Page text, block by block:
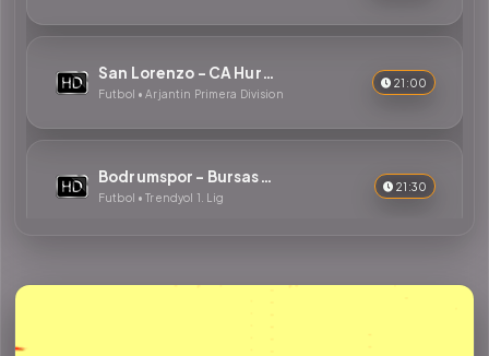
San Lorenzo - CA Huracan
Futbol • Arjantin Primera Division
21:00
Bodrumspor - Bursaspor
Futbol • Trendyol 1. Lig
21:30